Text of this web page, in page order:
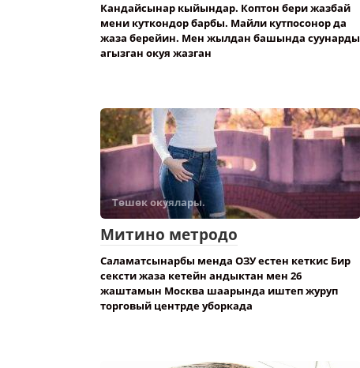
Кандайсынар кыйындар. Коптон бери жазбай
мени куткондор барбы. Майли кутпосонор да
жаза берейин. Мен жылдан башында суунарды
агызган окуя жазган
Төшөк окуялары.
Митино метродо
Саламатсынарбы менда ОЗУ естен кеткис Бир
сексти жаза кетейн андыктан мен 26
жаштамын Москва шаарында иштеп журуп
торговый центрде уборкада